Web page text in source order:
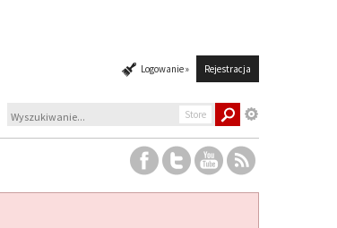
Logowanie » Rejestracja
Store